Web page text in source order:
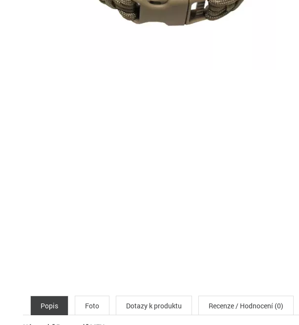
Popis Foto Dotazy k produktu Recenze / Hodnocení (0)